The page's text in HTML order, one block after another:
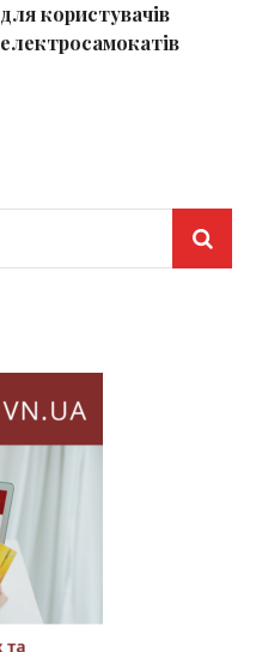
для користувачів
електросамокатів